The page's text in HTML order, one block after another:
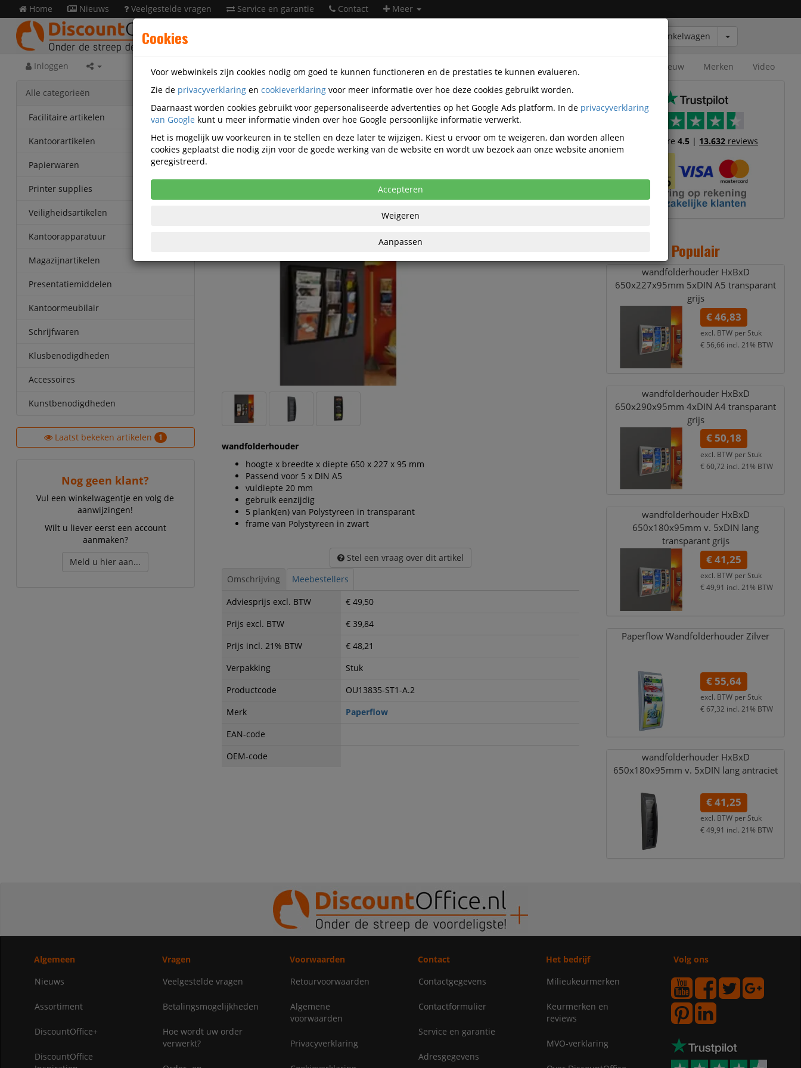
Winkelwagen
Home Nieuws Veelgestelde vragen Service en garantie Contact Meer
Inloggen Nieuw Merken Video
Alle categorieën
Facilitaire artikelen
Kantoorartikelen
Papierwaren
Printer supplies
Veiligheidsartikelen
Kantoorapparatuur
Magazijnartikelen
Presentatiemiddelen
Kantoormeubilair
Schrijfwaren
Klusbenodigdheden
Accessoires
Kunstbenodigdheden
Laatst bekeken artikelen 1
Nog geen klant?
Vul een winkelwagentje en volg de
aanwijzingen!
Wilt u liever eerst een account
aanmaken?
Meld u hier aan...
Presentatiemiddelen Displays Wandfolderhouders
Paperflow
OU13835-ST1-A.2
Paperflow OUTLET wandfolderhouder,HxBxD
650x227x95mm,v. 5xDIN A5,plank(en) trans
wandfolderhouder
hoogte x breedte x diepte 650 x 227 x 95 mm
Passend voor 5 x DIN A5
vuldiepte 20 mm
gebruik eenzijdig
5 plank(en) van Polystyreen in transparant
frame van Polystyreen in zwart
Stel een vraag over dit artikel
Omschrijving
Meebestellers
Adviesprijs excl. BTW
€ 49,50
Prijs excl. BTW
€ 39,84
Prijs incl. 21% BTW
€ 48,21
Verpakking
Stuk
Productcode
OU13835-ST1-A.2
Merk
Paperflow
EAN-code
OEM-code
Trustscore4.5 | 13.632 reviews
Populair
wandfolderhouder HxBxD
650x227x95mm 5xDIN A5 transparant
grijs
€ 46,83
excl. BTW per Stuk
€ 56,66 incl. 21% BTW
wandfolderhouder HxBxD
650x290x95mm 4xDIN A4 transparant
grijs
€ 50,18
excl. BTW per Stuk
€ 60,72 incl. 21% BTW
wandfolderhouder HxBxD
650x180x95mm v. 5xDIN lang
transparant grijs
€ 41,25
excl. BTW per Stuk
€ 49,91 incl. 21% BTW
Paperflow Wandfolderhouder Zilver
€ 55,64
excl. BTW per Stuk
€ 67,32 incl. 21% BTW
wandfolderhouder HxBxD
650x180x95mm v. 5xDIN lang antraciet
€ 41,25
excl. BTW per Stuk
€ 49,91 incl. 21% BTW
Algemeen
Nieuws
Assortiment
DiscountOffice+
DiscountOffice
Vragen
Veelgestelde vragen
Betalingsmogelijkheden
Hoe wordt uw order
verwerkt?
Voorwaarden
Retourvoorwaarden
Algemene
voorwaarden
Privacyverklaring
Contact
Contactgegevens
Contactformulier
Service en garantie
Adresgegevens
Het bedrijf
Milieukeurmerken
Keurmerken en
reviews
MVO-verklaring
Volg ons
Cookies
Voor webwinkels zijn cookies nodig om goed te kunnen functioneren en de prestaties te kunnen evalueren.
Zie de privacyverklaring en cookieverklaring voor meer informatie over hoe deze cookies gebruikt worden.
Daarnaast worden cookies gebruikt voor gepersonaliseerde advertenties op het Google Ads platform. In de privacyverklaring
van Google kunt u meer informatie vinden over hoe Google persoonlijke informatie verwerkt.
Het is mogelijk uw voorkeuren in te stellen en deze later te wijzigen. Kiest u ervoor om te weigeren, dan worden alleen
cookies geplaatst die nodig zijn voor de goede werking van de website en wordt uw bezoek aan onze website anoniem
geregistreerd.
Accepteren
Weigeren
Aanpassen